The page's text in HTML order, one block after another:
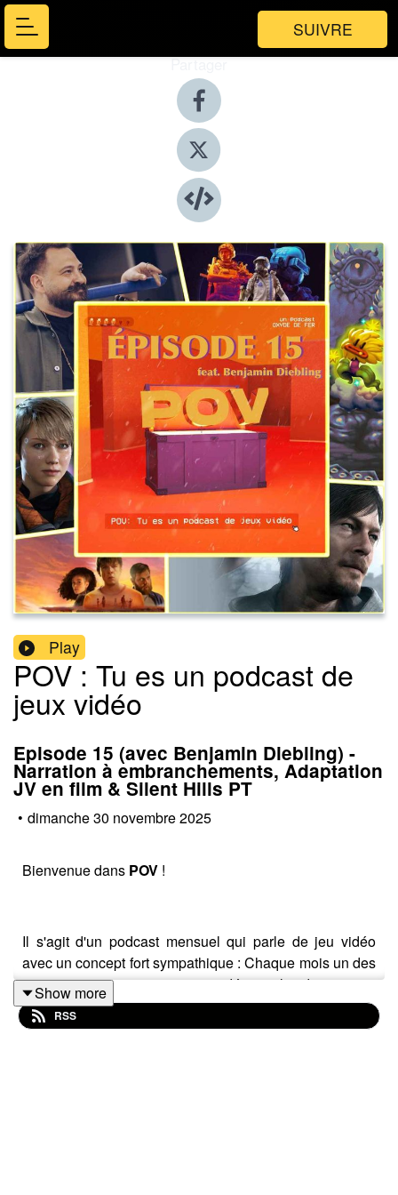
SUIVRE
Partager
Play
POV : Tu es un podcast de
jeux vidéo
Episode 15 (avec Benjamin Diebling) -
Narration à embranchements, Adaptation
JV en film & Silent Hills PT
• dimanche 30 novembre 2025
Bienvenue dans POV !
Il s'agit d'un podcast mensuel qui parle de jeu vidéo
avec un concept fort sympathique : Chaque mois un des
intervenants proposera un jeu vidéo que les deux autres
devront tester pendant au moins une heure et faire un
retour le mois d'après. (cela vous permettra d'avoir le
Show more
RSS